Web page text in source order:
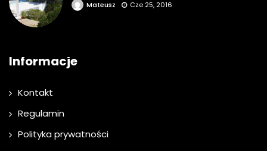
Mateusz Cze 25, 2016
Informacje
Kontakt
Regulamin
Polityka prywatności